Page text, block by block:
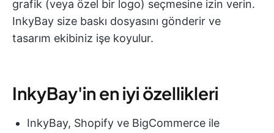
grafik (veya özel bir logo) seçmesine izin verin.
InkyBay size baskı dosyasını gönderir ve
tasarım ekibiniz işe koyulur.
InkyBay'in en iyi özellikleri
InkyBay, Shopify ve BigCommerce ile